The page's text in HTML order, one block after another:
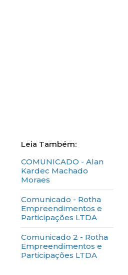
COMUNICADO - Alan
Kardec Machado
Moraes
Comunicado - Rotha
Empreendimentos e
Participações LTDA
Comunicado 2 - Rotha
Empreendimentos e
Participações LTDA